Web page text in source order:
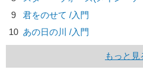
9
君をのせて /入門
10 あの日の川 /入門
もっと見